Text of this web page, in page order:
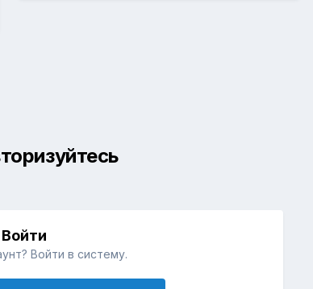
Войти
Войти в систему.